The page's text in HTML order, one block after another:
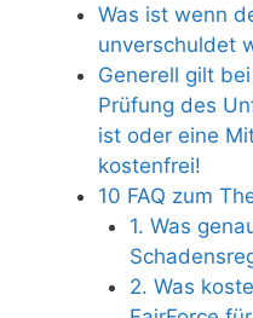
Was ist wenn
unverschuldet
Generell gilt
Prüfung des
ist oder eine
kostenfrei!
10 FAQ zum
1. Was
2. Was